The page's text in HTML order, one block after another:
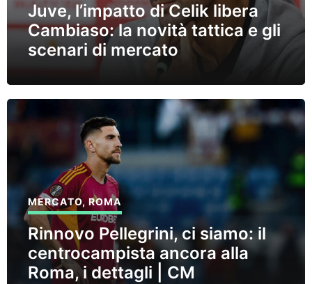
Juve, l’impatto di Celik libera
Cambiaso: la novità tattica e gli
scenari di mercato
MERCATO,ROMA
Rinnovo Pellegrini, ci siamo: il
centrocampista ancora alla
Roma, i dettagli | CM